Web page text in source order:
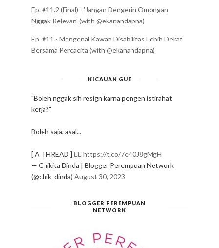
Ep. #11.2 (Final) - 'Jangan Dengerin Omongan
Nggak Relevan' (with @ekanandapna)
Ep. #11 - Mengenal Kawan Disabilitas Lebih Dekat
Bersama Percacita (with @ekanandapna)
KICAUAN GUE
"Boleh nggak sih resign karna pengen istirahat
kerja?"
Boleh saja, asal...
[ A THREAD ] ✍🏻 https://t.co/7e40J8gMgH
— Chikita Dinda | Blogger Perempuan Network
(@chik_dinda) August 30, 2023
BLOGGER PEREMPUAN
NETWORK